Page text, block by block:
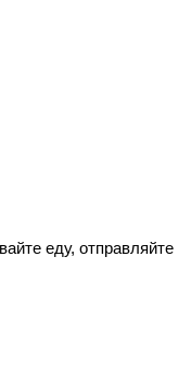
еду, отправляйте